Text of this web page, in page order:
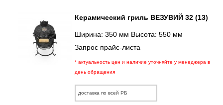
Керамический гриль ВЕЗУВИЙ 32 (13)
Ширина: 350 мм Высота: 550 мм
Запрос прайс-листа
* актуальность цен и наличие уточняйте у менеджера в
день обращения
доставка по всей РБ